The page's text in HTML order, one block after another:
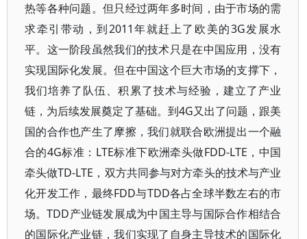
热等各种问题。但只经过两年多时间，由于市场的需
求牵引带动，到2011年就赶上了欧美的3G发展水
平。这一阶段虽然我们的技术只是在中国应用，没有
实现国际化发展。但在中国这个巨大市场的支撑下，
我们培养了队伍、积累了技术与经验，建立了产业
链，为后续发展奠定了基础。到4G又出了问题，跟美
国的合作也产生了摩擦，我们就联合欧洲提出一个融
合的4G标准：LTE标准下欧洲牵头做FDD-LTE，中国
牵头做TD-LTE，双方共同参与对方牵头的技术与产业
化开发工作，最终FDD与TDD各占全球半数左右的市
场。TDD产业链发展成为中国主导与国际合作相结合
的国际化产业链，我们实现了自身主导技术的国际化